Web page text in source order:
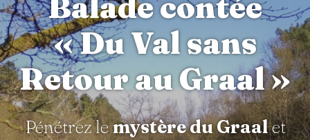
« Du Val sans
Retour au Graal »
Pénétrez lemystère du Graalet